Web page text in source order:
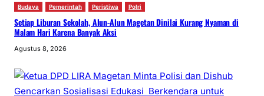
Budaya Pemerintah Peristiwa Polri
Setiap Liburan Sekolah, Alun-Alun Magetan Dinilai Kurang Nyaman di
Malam Hari Karena Banyak Aksi
Agustus 8, 2026